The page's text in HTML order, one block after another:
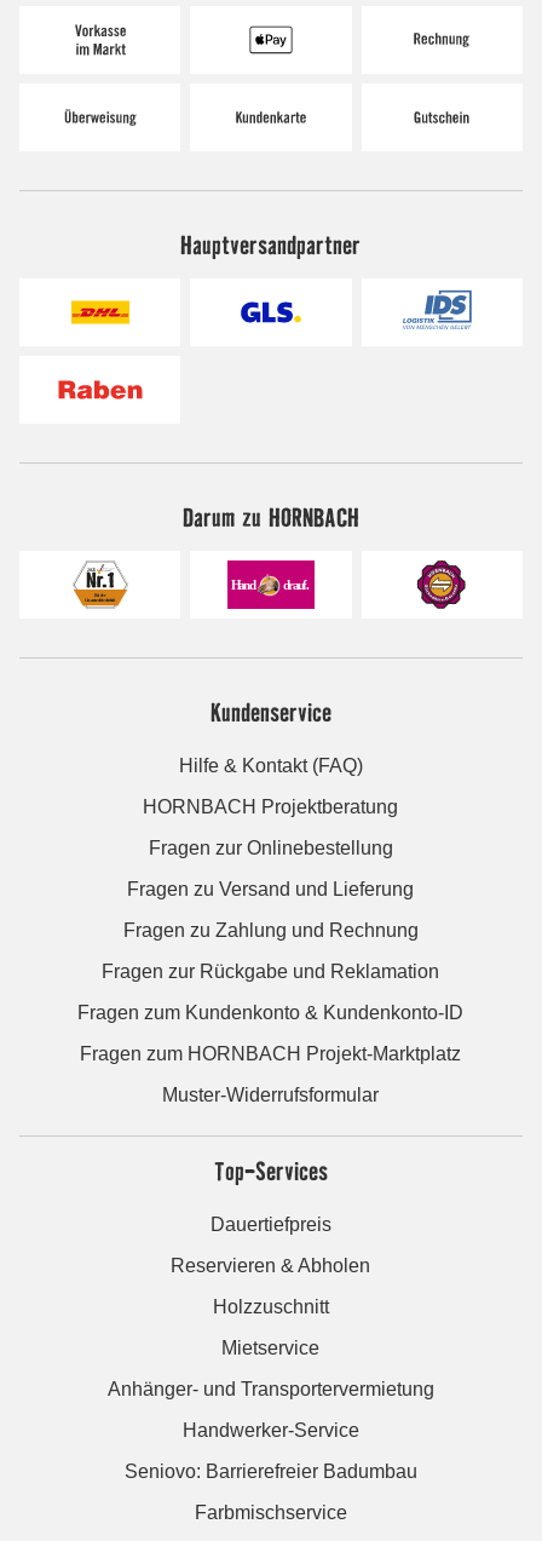
Hauptversandpartner
Darum zu HORNBACH
Kundenservice
Hilfe & Kontakt (FAQ)
HORNBACH Projektberatung
Fragen zur Onlinebestellung
Fragen zu Versand und Lieferung
Fragen zu Zahlung und Rechnung
Fragen zur Rückgabe und Reklamation
Fragen zum Kundenkonto & Kundenkonto-ID
Fragen zum HORNBACH Projekt-Marktplatz
Muster-Widerrufsformular
Top-Services
Dauertiefpreis
Reservieren & Abholen
Holzzuschnitt
Mietservice
Anhänger- und Transportervermietung
Handwerker-Service
Seniovo: Barrierefreier Badumbau
Farbmischservice